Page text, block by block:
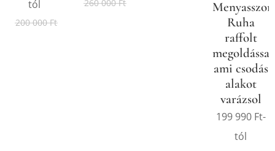
tól
200 000Ft
260 000Ft
Ruha
raffolt
ami csodás
alakot
varázsol
199 990Ft-
tól